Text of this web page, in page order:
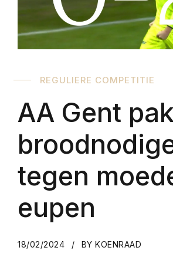
REGULIERE COMPETITIE
AA Gent
tegen
eupen
18/02/2024 BY KOENRAAD